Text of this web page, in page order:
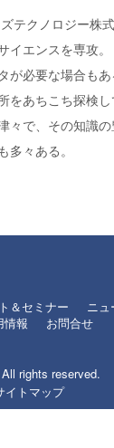
テクノロジー株
イエンスを専攻
が必要な場合もあ
をあちこち探検
々で、その知識
多々ある。
＆セミナー ニュ
情報 お問合せ
rights reserved.
イトマップ